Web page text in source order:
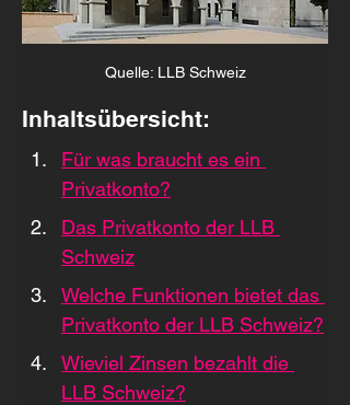
Quelle: LLB Schweiz
Inhaltsübersicht:
Für was braucht es ein
Privatkonto?
Das Privatkonto der LLB
Schweiz
Welche Funktionen bietet das
Privatkonto der LLB Schweiz?
Wieviel Zinsen bezahlt die
LLB Schweiz?